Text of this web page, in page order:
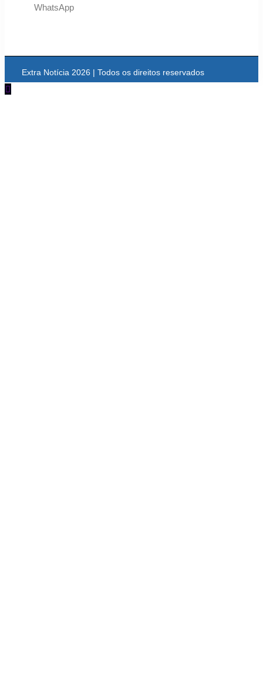
WhatsApp
Extra Notícia 2026 | Todos os direitos reservados